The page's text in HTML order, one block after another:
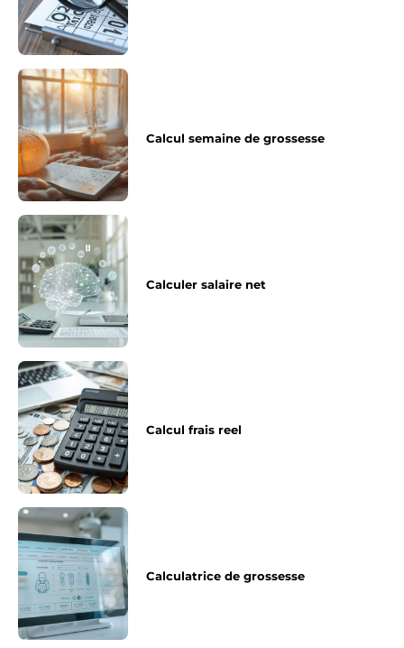
Calcul semaine de grossesse
Calculer salaire net
Calcul frais reel
Calculatrice de grossesse